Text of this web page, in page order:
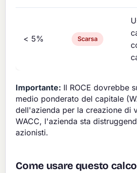
< 5% Scarsa
Importante: Il ROCE dovrebbe
medio ponderato del capitale
dell'azienda per la creazione di
WACC, l'azienda sta
azionisti.
Come usare questo